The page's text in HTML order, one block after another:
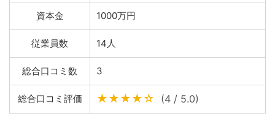
資本金 1000万円
従業員数 14人
総合口コミ数 3
総合口コミ評価 ★★★★☆ (4 / 5.0)